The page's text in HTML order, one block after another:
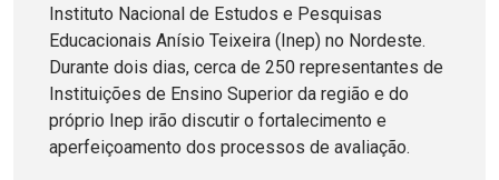
Instituto Nacional de Estudos e Pesquisas
Educacionais Anísio Teixeira (Inep) no Nordeste.
Durante dois dias, cerca de 250 representantes de
Instituições de Ensino Superior da região e do
próprio Inep irão discutir o fortalecimento e
aperfeiçoamento dos processos de avaliação.